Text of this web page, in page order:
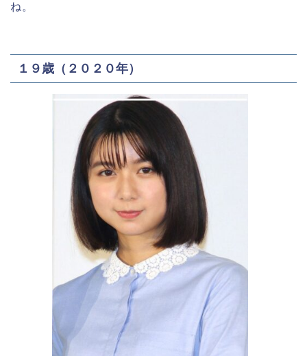
ね。
１９歳（２０２０年）